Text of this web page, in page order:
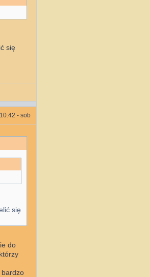
się
- sob
się
do
bardzo